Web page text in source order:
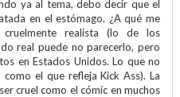
ya al tema, debo decir que el
en el estómago. ¿A qué me
realista (lo de los
real puede no parecerlo, pero
en Estados Unidos. Lo que no
el que refleja Kick Ass). La
cruel como el cómic en muchos